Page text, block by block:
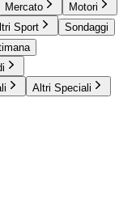
Mercato
Motori
Sport
Sondaggi
Altri Speciali